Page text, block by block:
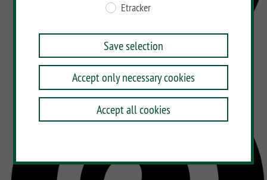
Etracker
Save selection
Accept only necessary cookies
Accept all cookies